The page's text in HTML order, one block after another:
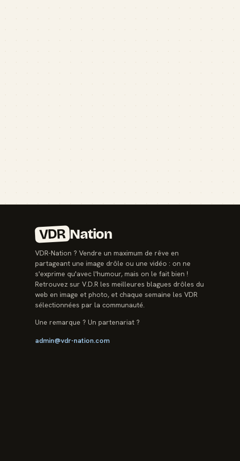
VDR Nation
VDR-Nation ? Vendre un maximum de rêve en
partageant une image drôle ou une vidéo : on ne
s'exprime qu'avec l'humour, mais on le fait bien !
Retrouvez sur V.D.R les meilleures blagues drôles du
web en image et photo, et chaque semaine les VDR
sélectionnées par la communauté.
Une remarque ? Un partenariat ?
admin@vdr-nation.com